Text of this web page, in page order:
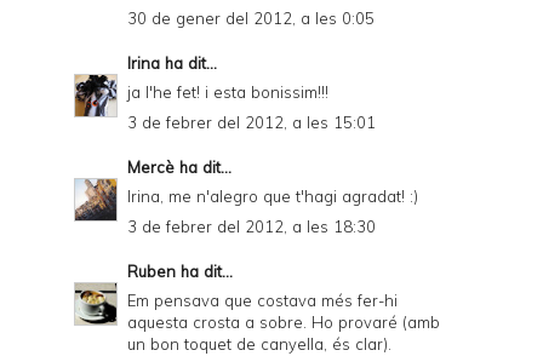
30 de gener del 2012, a les 0:05
Irina ha dit...
ja l'he fet! i esta bonissim!!!
3 de febrer del 2012, a les 15:01
Mercè ha dit...
Irina, me n'alegro que t'hagi agradat! :)
3 de febrer del 2012, a les 18:30
Ruben ha dit...
Em pensava que costava més fer-hi
aquesta crosta a sobre. Ho provaré (amb
un bon toquet de canyella, és clar).